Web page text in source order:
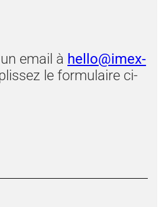
email à hello@imex-
le formulaire ci-